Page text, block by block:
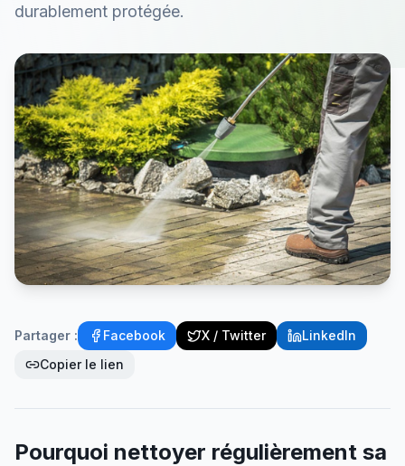
durablement protégée.
Partager : Facebook X / Twitter
LinkedIn
Copier le lien
Pourquoi nettoyer régulièrement sa